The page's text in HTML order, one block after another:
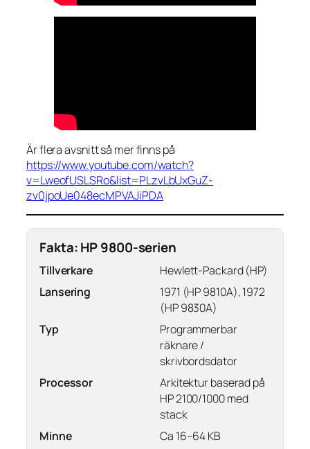
Är flera avsnitt så mer finns på
https://www.youtube.com/watch?
v=LweofUSLSRo&list=PLzvLbUxGuZ-
zv0jpoUe048ecMPVAJiPDA
Fakta: HP 9800-serien
Tillverkare
Hewlett-Packard (HP)
Lansering
1971 (HP 9810A), 1972
(HP 9830A)
Typ
Programmerbar
räknare /
skrivbordsdator
Processor
Arkitektur baserad på
HP 2100/1000 med
stack
Minne
Ca 16–64 KB